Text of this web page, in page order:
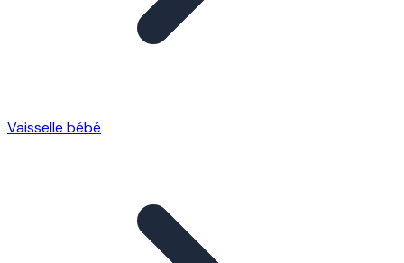
Vaisselle bébé